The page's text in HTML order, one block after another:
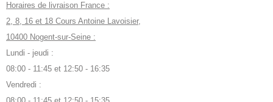
Horaires de livraison France :
2, 8, 16 et 18 Cours Antoine Lavoisier,
10400 Nogent-sur-Seine :
Lundi - jeudi :
08:00 - 11:45 et 12:50 - 16:35
Vendredi :